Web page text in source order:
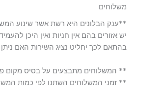
משלוחים
**ענק הבלונים היא רשת אשר שינוע
יש אזורים בהם אין חניות ואין היכן
בהתאם לכך יחליט נציג השירות האם
** המשלוחים מתבצעים על בסיס מקום
** זמני המשלוחים השתנו לפי כמות